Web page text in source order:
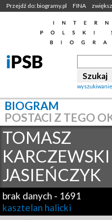
Przejdź do: biogramy.pl FINA
BIOGRAM
POSTACI Z TEGO
TOMASZ
JASIEŃCZYK
brak danych - 1691
kasztelan halicki